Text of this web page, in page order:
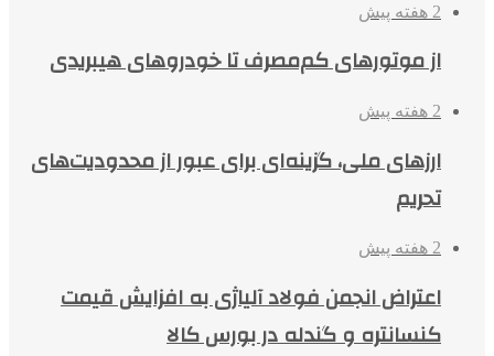
2 هفته پیش
از موتورهای کم‌مصرف تا خودروهای هیبریدی
2 هفته پیش
ارزهای ملی، گزینه‌ای برای عبور از محدودیت‌های
تحریم
2 هفته پیش
اعتراض انجمن فولاد آلیاژی به افزایش قیمت
کنسانتره و گندله در بورس کالا